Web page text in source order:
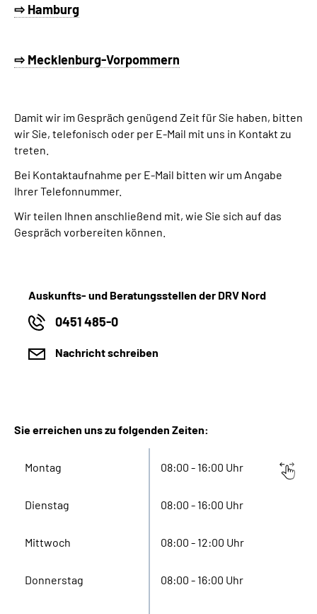
⇨ Hamburg
⇨ Mecklenburg-Vorpommern
Damit wir im Gespräch genügend Zeit für Sie haben, bitten
wir Sie, telefonisch oder per E-Mail mit uns in Kontakt zu
treten.
Bei Kontaktaufnahme per E-Mail bitten wir um Angabe
Ihrer Telefonnummer.
Wir teilen Ihnen anschließend mit, wie Sie sich auf das
Gespräch vorbereiten können.
Auskunfts- und Beratungsstellen der DRV Nord
0451 485-0
Nachricht schreiben
Sie erreichen uns zu folgenden Zeiten:
Montag 08:00 - 16:00 Uhr
Dienstag 08:00 - 16:00 Uhr
Mittwoch 08:00 - 12:00 Uhr
Donnerstag 08:00 - 16:00 Uhr